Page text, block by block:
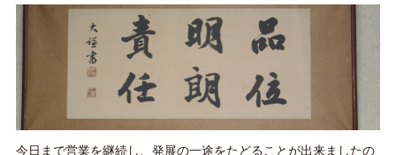
今日まで営業を継続し、発展の一途をたどることが出来ましたの